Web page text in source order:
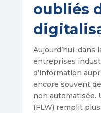
oubliés
Aujourd’hui, dans
entreprises
d’information
encore souvent
non automatisée.
(FLW) remplit